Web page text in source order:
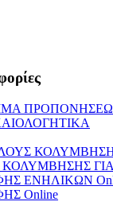
ΠΡΟΠΟΝΗΣΕΩΝ
ΓΙΑ
ΕΝΗΛΙΚΩΝ
Online